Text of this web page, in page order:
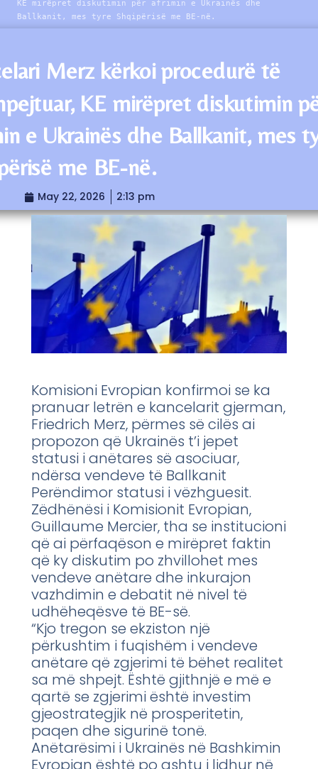
KE mirëpret diskutimin për afrimin e Ukrainës dhe
Ballkanit, mes tyre Shqipërisë me BE-në.
Merz kërkoi procedurë të
KE mirëpret diskutimin
e Ukrainës dhe Ballkanit, mes
me BE-në.
May 22, 2026 2:13 pm
Komisioni Evropian konfirmoi se ka
pranuar letrën e kancelarit gjerman,
Friedrich Merz, përmes së cilës ai
propozon që Ukrainës t’i jepet
statusi i anëtares së asociuar,
ndërsa vendeve të Ballkanit
Perëndimor statusi i vëzhguesit.
Zëdhënësi i Komisionit Evropian,
Guillaume Mercier, tha se institucioni
që ai përfaqëson e mirëpret faktin
që ky diskutim po zhvillohet mes
vendeve anëtare dhe inkurajon
vazhdimin e debatit në nivel të
udhëheqësve të BE-së.
“Kjo tregon se ekziston një
përkushtim i fuqishëm i vendeve
anëtare që zgjerimi të bëhet realitet
sa më shpejt. Është gjithnjë e më e
qartë se zgjerimi është investim
gjeostrategjik në prosperitetin,
paqen dhe sigurinë tonë.
Anëtarësimi i Ukrainës në Bashkimin